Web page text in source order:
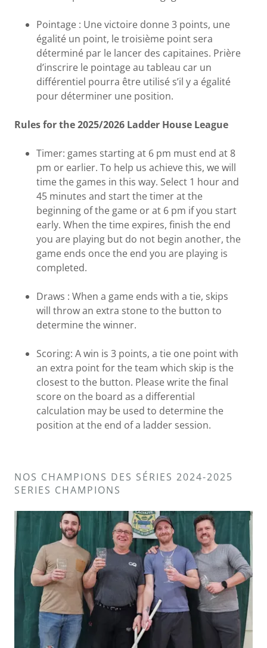
Pointage : Une victoire donne 3 points, une
égalité un point, le troisième point sera
déterminé par le lancer des capitaines. Prière
d’inscrire le pointage au tableau car un
différentiel pourra être utilisé s’il y a égalité
pour déterminer une position.
Rules for the 2025/2026 Ladder House League
Timer: games starting at 6 pm must end at 8
pm or earlier. To help us achieve this, we will
time the games in this way. Select 1 hour and
45 minutes and start the timer at the
beginning of the game or at 6 pm if you start
early. When the time expires, finish the end
you are playing but do not begin another, the
game ends once the end you are playing is
completed.
Draws : When a game ends with a tie, skips
will throw an extra stone to the button to
determine the winner.
Scoring: A win is 3 points, a tie one point with
an extra point for the team which skip is the
closest to the button. Please write the final
score on the board as a differential
calculation may be used to determine the
position at the end of a ladder session.
NOS CHAMPIONS DES SÉRIES 2024-2025
SERIES CHAMPIONS